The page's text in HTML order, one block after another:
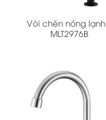
Vòi chén nóng
MLT2976B